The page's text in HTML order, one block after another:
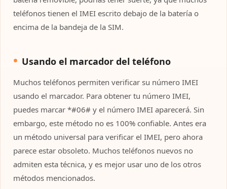
teléfonos tienen el IMEI escrito debajo de la batería o
encima de la bandeja de la SIM.
Usando el marcador del teléfono
Muchos teléfonos permiten verificar su número IMEI
usando el marcador. Para obtener tu número IMEI,
puedes marcar *#06# y el número IMEI aparecerá. Sin
embargo, este método no es 100% confiable. Antes era
un método universal para verificar el IMEI, pero ahora
parece estar obsoleto. Muchos teléfonos nuevos no
admiten esta técnica, y es mejor usar uno de los otros
métodos mencionados.